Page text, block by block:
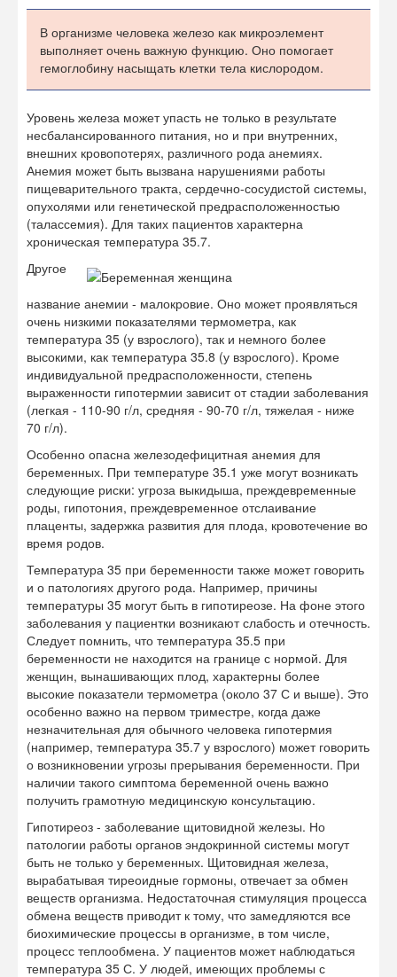
В организме человека железо как микроэлемент
выполняет очень важную функцию. Оно помогает
гемоглобину насыщать клетки тела кислородом.
Уровень железа может упасть не только в результате
несбалансированного питания, но и при внутренних,
внешних кровопотерях, различного рода анемиях.
Анемия может быть вызвана нарушениями работы
пищеварительного тракта, сердечно-сосудистой системы,
опухолями или генетической предрасположенностью
(талассемия). Для таких пациентов характерна
хроническая температура 35.7.
Другое
название анемии - малокровие. Оно может проявляться
очень низкими показателями термометра, как
температура 35 (у взрослого), так и немного более
высокими, как температура 35.8 (у взрослого). Кроме
индивидуальной предрасположенности, степень
выраженности гипотермии зависит от стадии заболевания
(легкая - 110-90 г/л, средняя - 90-70 г/л, тяжелая - ниже
70 г/л).
Особенно опасна железодефицитная анемия для
беременных. При температуре 35.1 уже могут возникать
следующие риски: угроза выкидыша, преждевременные
роды, гипотония, преждевременное отслаивание
плаценты, задержка развития для плода, кровотечение во
время родов.
Температура 35 при беременности также может говорить
и о патологиях другого рода. Например, причины
температуры 35 могут быть в гипотиреозе. На фоне этого
заболевания у пациентки возникают слабость и отечность.
Следует помнить, что температура 35.5 при
беременности не находится на границе с нормой. Для
женщин, вынашивающих плод, характерны более
высокие показатели термометра (около 37 С и выше). Это
особенно важно на первом триместре, когда даже
незначительная для обычного человека гипотермия
(например, температура 35.7 у взрослого) может говорить
о возникновении угрозы прерывания беременности. При
наличии такого симптома беременной очень важно
получить грамотную медицинскую консультацию.
Гипотиреоз - заболевание щитовидной железы. Но
патологии работы органов эндокринной системы могут
быть не только у беременных. Щитовидная железа,
вырабатывая тиреоидные гормоны, отвечает за обмен
веществ организма. Недостаточная стимуляция процесса
обмена веществ приводит к тому, что замедляются все
биохимические процессы в организме, в том числе,
процесс теплообмена. У пациентов может наблюдаться
температура 35 С. У людей, имеющих проблемы с